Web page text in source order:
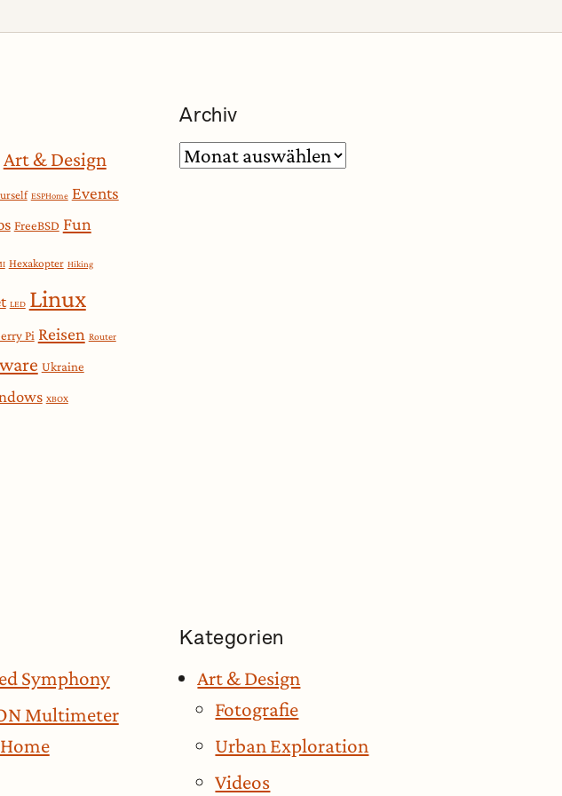
Art & Design
ESPHome Events
FreeBSD Fun
Hexakopter Hiking
LED Linux
Pi Reisen Router
Ukraine
XBOX
Archiv
Archiv
Symphony
Multimeter
Kategorien
Art & Design
Fotografie
Urban Exploration
Videos